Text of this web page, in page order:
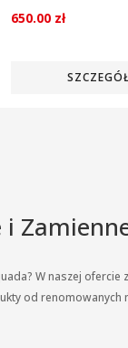
650.00 zł
i
W naszej
od renomowanych